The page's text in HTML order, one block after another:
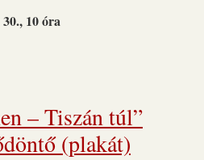
10 óra
– Tiszán túl”
(plakát)